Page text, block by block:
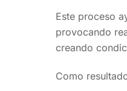
Este proceso
provocando
creando
Como